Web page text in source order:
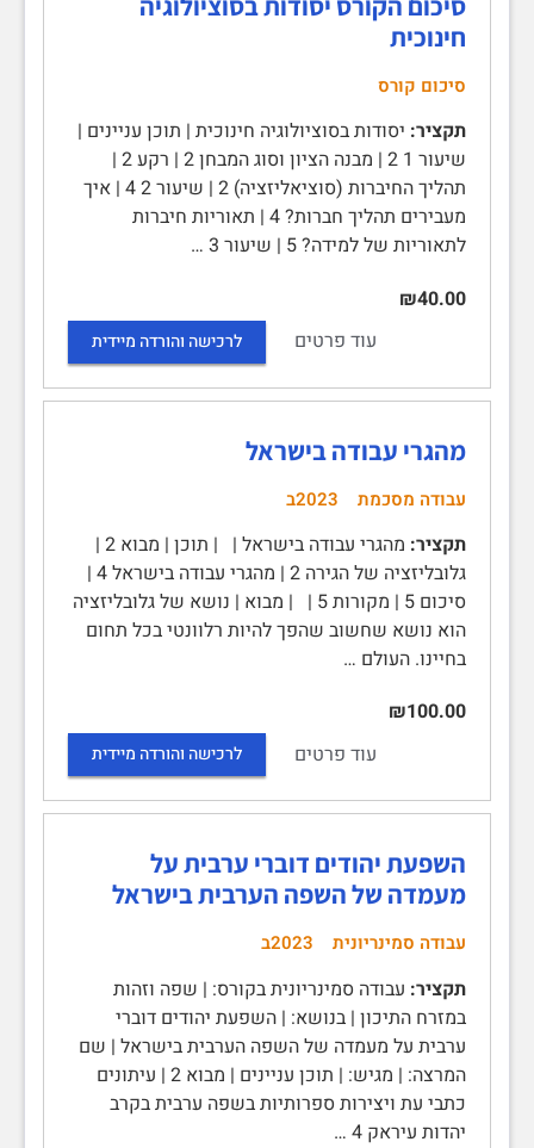
חינוכית
סיכום קורס
תקציר: יסודות בסוציולוגיה חינוכית | תוכן עניינים |
שיעור 1 2 | מבנה הציון וסוג המבחן 2 | רקע 2 |
תהליך החיברות (סוציאליזציה) 2 | שיעור 2 4 | איך
מעבירים תהליך חברות? 4 | תאוריות חיברות
לתאוריות של למידה? 5 | שיעור 3 …
₪40.00
עוד פרטים
לרכישה והורדה מיידית
מהגרי עבודה בישראל
עבודה מסכמת 2023ב
תקציר:
מהגרי עבודה בישראל | | תוכן | מבוא 2 |
גלובליזציה של הגירה 2 | מהגרי עבודה בישראל 4 |
סיכום 5 | מקורות 5 | | מבוא | נושא של גלובליזציה
הוא נושא שחשוב שהפך להיות רלוונטי בכל תחום
בחיינו. העולם …
₪100.00
עוד פרטים
לרכישה והורדה מיידית
השפעת יהודים דוברי ערבית על
מעמדה של השפה הערבית בישראל
עבודה סמינריונית 2023ב
תקציר: עבודה סמינריונית בקורס: | שפה וזהות
במזרח התיכון | בנושא: | השפעת יהודים דוברי
ערבית על מעמדה של השפה הערבית בישראל | שם
המרצה: | מגיש: | תוכן עניינים | מבוא 2 | עיתונים
כתבי עת ויצירות ספרותיות בשפה ערבית בקרב
יהדות עיראק 4 …